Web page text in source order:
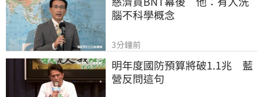
腦不科學概念
3分鐘前
明年度國防預算將破1.1兆　藍
營反問這句